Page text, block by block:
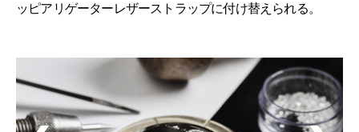
ッピアリゲーターレザーストラップに付け替えられる。